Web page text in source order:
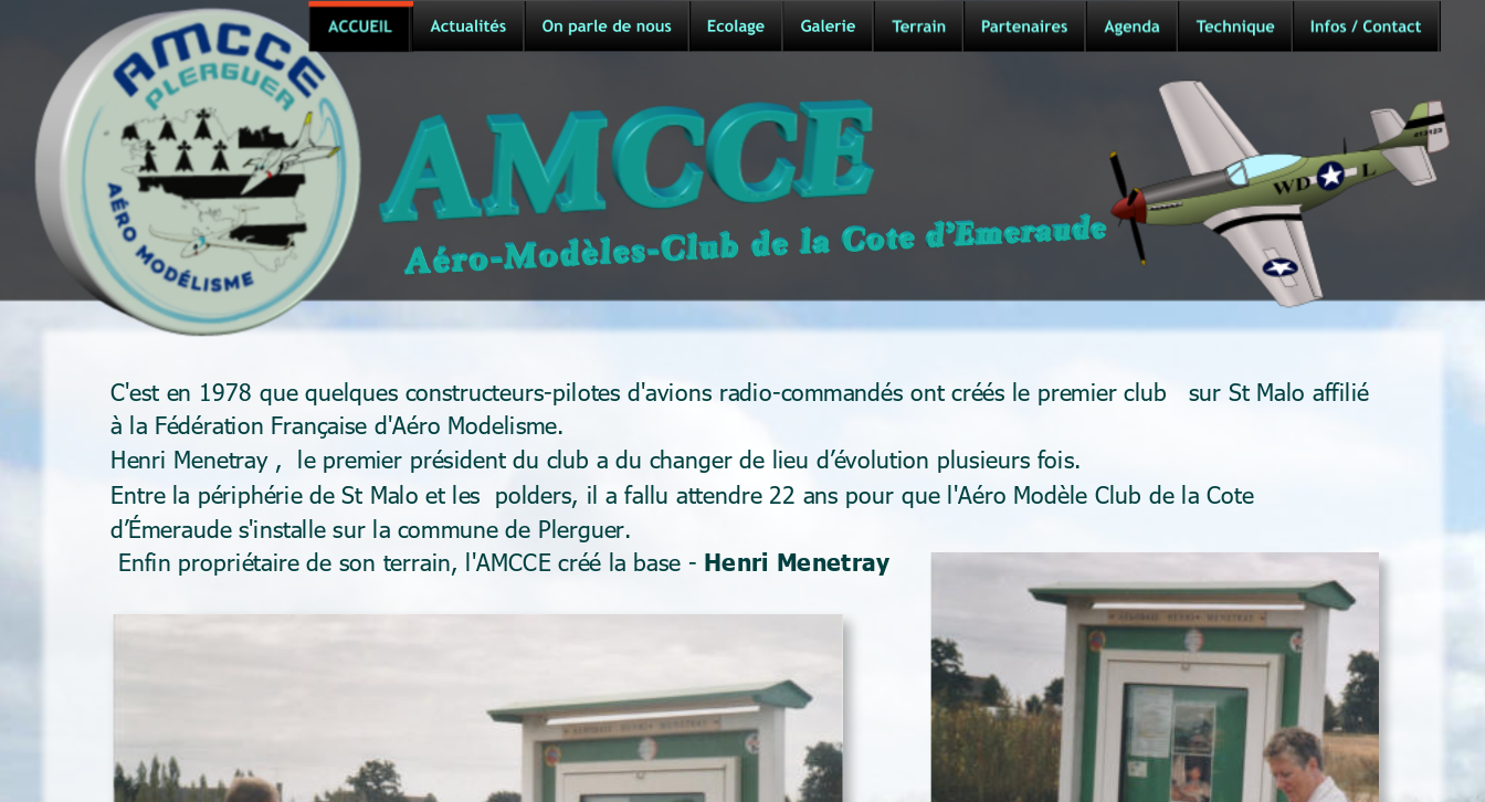
C'est en 1978 que quelques constructeurs-pilotes d'avions radio-commandés ont créés le premier club   sur St Malo affilié
à la Fédération Française d'Aéro Modelisme.
Henri Menetray ,  le premier président du club a du changer de lieu d’évolution plusieurs fois.
Entre la périphérie de St Malo et les  polders, il a fallu attendre 22 ans pour que l'Aéro Modèle Club de la Cote
d’Émeraude s'installe sur la commune de Plerguer.
Enfin propriétaire de son terrain, l'AMCCE créé la base - Henri Menetray